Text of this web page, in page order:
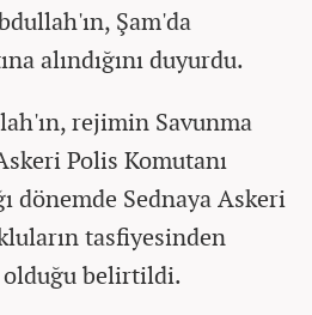
Şam'da
alındığını duyurdu.
rejimin Savunma
Polis Komutanı
dönemde Sednaya Askeri
tasfiyesinden
belirtildi.